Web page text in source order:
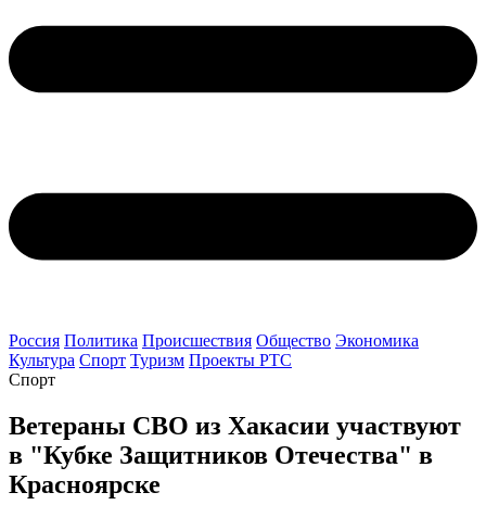
Россия Политика Происшествия Общество Экономика
Культура Спорт Туризм Проекты РТС
Спорт
Ветераны СВО из Хакасии участвуют
в "Кубке Защитников Отечества" в
Красноярске